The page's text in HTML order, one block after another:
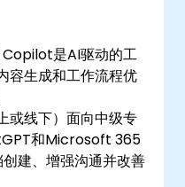
是AI驱动的工
容生成和工作流程优
或线下）面向中级专
和Microsoft 365
建、增强沟通并改善